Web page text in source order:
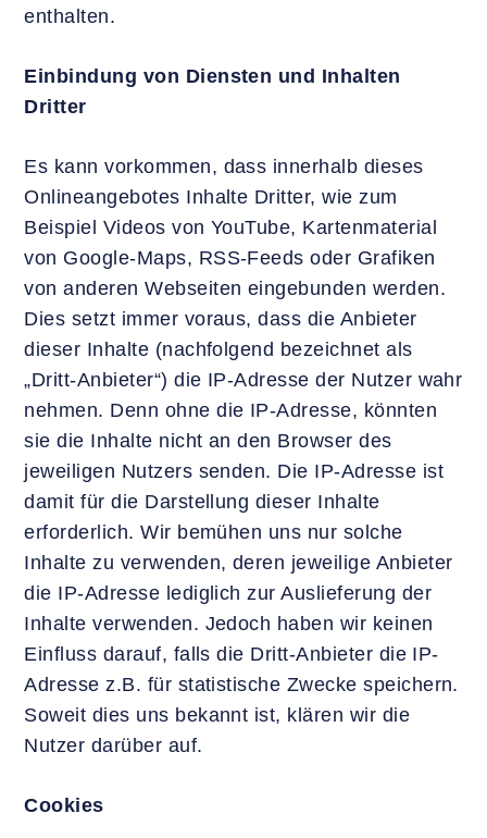
enthalten.
Einbindung von Diensten und Inhalten
Dritter
Es kann vorkommen, dass innerhalb dieses
Onlineangebotes Inhalte Dritter, wie zum
Beispiel Videos von YouTube, Kartenmaterial
von Google-Maps, RSS-Feeds oder Grafiken
von anderen Webseiten eingebunden werden.
Dies setzt immer voraus, dass die Anbieter
dieser Inhalte (nachfolgend bezeichnet als
„Dritt-Anbieter“) die IP-Adresse der Nutzer wahr
nehmen. Denn ohne die IP-Adresse, könnten
sie die Inhalte nicht an den Browser des
jeweiligen Nutzers senden. Die IP-Adresse ist
damit für die Darstellung dieser Inhalte
erforderlich. Wir bemühen uns nur solche
Inhalte zu verwenden, deren jeweilige Anbieter
die IP-Adresse lediglich zur Auslieferung der
Inhalte verwenden. Jedoch haben wir keinen
Einfluss darauf, falls die Dritt-Anbieter die IP-
Adresse z.B. für statistische Zwecke speichern.
Soweit dies uns bekannt ist, klären wir die
Nutzer darüber auf.
Cookies